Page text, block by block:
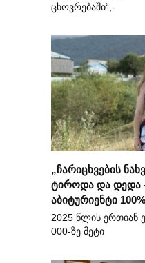
ცხოვრებაში“,-
„ჩარიცხვების
ტიროდა და დედა
აბიტურიენტი
2025 წლის ერთიან
000-ზე მეტი